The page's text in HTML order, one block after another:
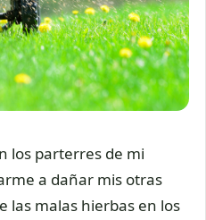
los parterres de mi
a dañar mis otras
las malas hierbas en los